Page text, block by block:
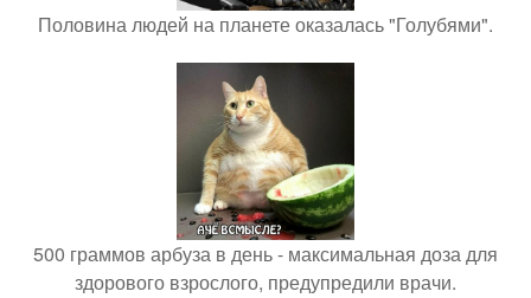
Половина людей на планете оказалась "Голубями".
500 граммов арбуза в день - максимальная доза для
здорового взрослого, предупредили врачи.